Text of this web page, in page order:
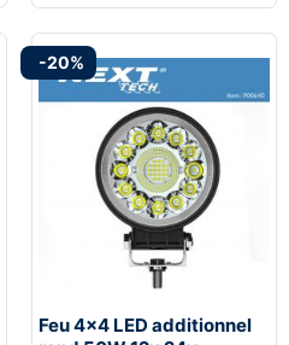
-20%
Feu 4x4 LED additionnel